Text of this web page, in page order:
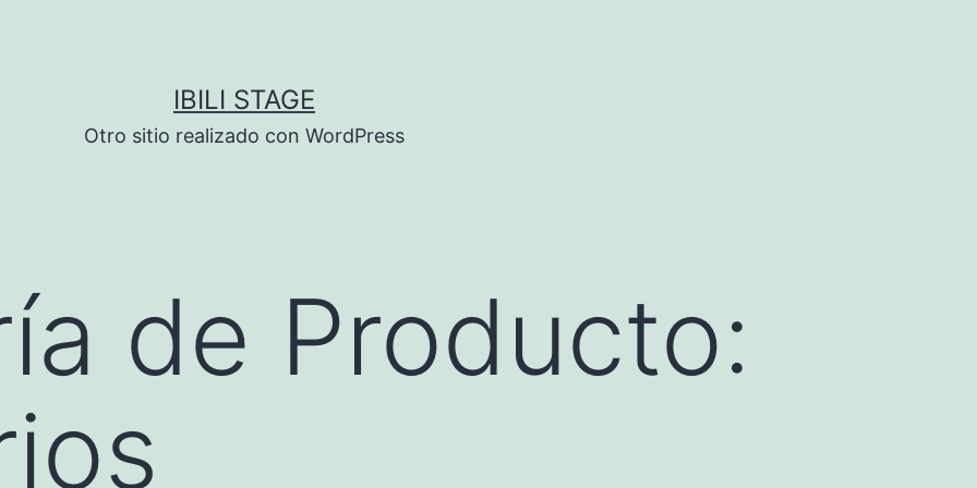
IBILI STAGE
Otro sitio realizado con WordPress
de Producto: